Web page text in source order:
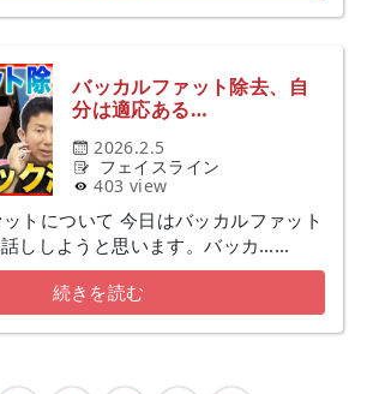
バッカルファット除去、自
分は適応ある…
2026.2.5
フェイスライン
403 view
トについて 今日はバッカルファット
ししようと思います。バッカ……
続きを読む